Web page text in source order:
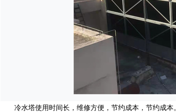
冷水塔使用时间长，维修方便，节约成本，节约成本